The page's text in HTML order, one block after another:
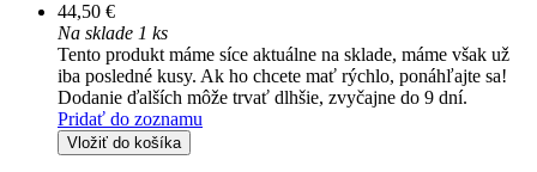
44,50 €
Na sklade 1 ks
Tento produkt máme síce aktuálne na sklade, máme však už
iba posledné kusy. Ak ho chcete mať rýchlo, ponáhľajte sa!
Dodanie ďalších môže trvať dlhšie, zvyčajne do 9 dní.
Pridať do zoznamu
Vložiť do košíka